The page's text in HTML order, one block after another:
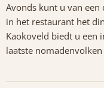
Avonds kunt u van een
in het restaurant het
Kaokoveld biedt u een
laatste